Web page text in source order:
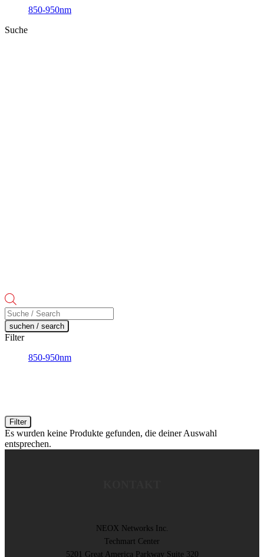
850-950nm
Suche
Products
search
suchen / search
Filter
850-950nm
Filter
Es wurden keine Produkte gefunden, die deiner Auswahl
entsprechen.
NEOX Networks Inc.
Techmart Center
5201 Great America Parkway Suite 320